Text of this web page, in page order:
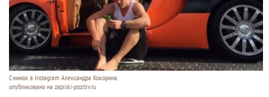
Снимок в Instagram Александра Кокорина.
опубликовано на zapiski-pozitiv.ru